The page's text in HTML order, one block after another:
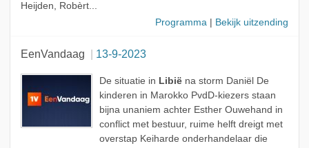
Heijden, Robèrt...
Programma | Bekijk uitzending
EenVandaag 13-9-2023
De situatie in Libiëna storm Daniël De
kinderen in Marokko PvdD-kiezers staan
bijna unaniem achter Esther Ouwehand in
conflict met bestuur, ruime helft dreigt met
overstap Keiharde onderhandelaar die